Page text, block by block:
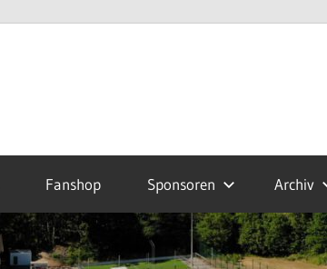
Fanshop Sponsoren Archiv